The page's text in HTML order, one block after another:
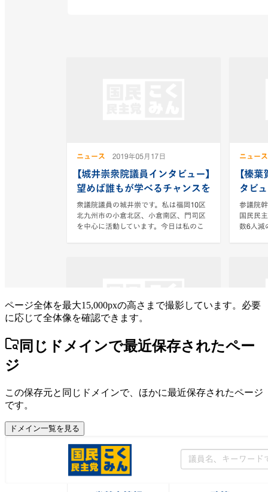
ページ全体を最大15,000pxの高さまで撮影しています。必要
に応じて全体像を確認できます。
同じドメインで最近保存されたペー
ジ
この保存元と同じドメインで、ほかに最近保存されたページ
です。
ドメイン一覧を見る